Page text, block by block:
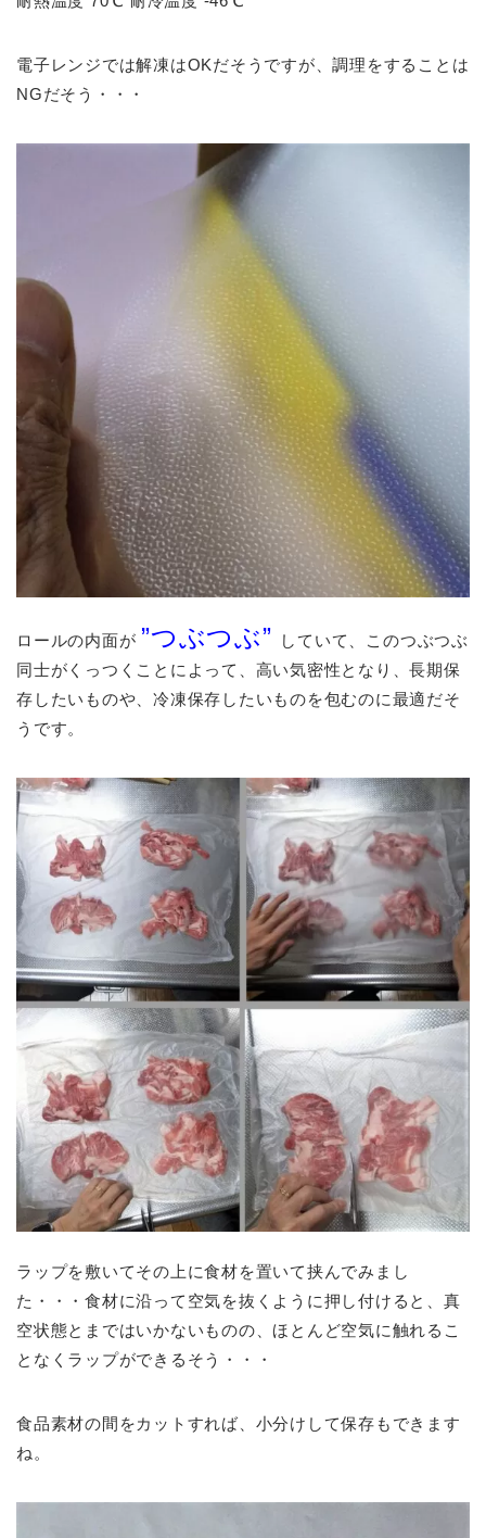
電子レンジでは解凍はOKだそうですが、調理をすることは
NGだそう・・・
ロールの内面が ”つぶつぶ”
していて、このつぶつぶ
同士がくっつくことによって、高い気密性となり、長期保
存したいものや、冷凍保存したいものを包むのに最適だそ
うです。
ラップを敷いてその上に食材を置いて挟んでみまし
た・・・食材に沿って空気を抜くように押し付けると、真
空状態とまではいかないものの、ほとんど空気に触れるこ
となくラップができるそう・・・
食品素材の間をカットすれば、小分けして保存もできます
ね。